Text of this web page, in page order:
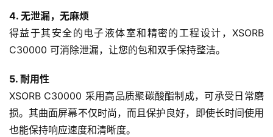
4. 无泄漏，无麻烦
得益于其安全的电子液体室和精密的工程设计，XSORB
C30000 可消除泄漏，让您的包和双手保持整洁。
5. 耐用性
XSORB C30000 采用高品质聚碳酸酯制成，可承受日常磨
损。其曲面屏幕不仅时尚，而且保护良好，即使长时间使用
也能保持响应速度和清晰度。